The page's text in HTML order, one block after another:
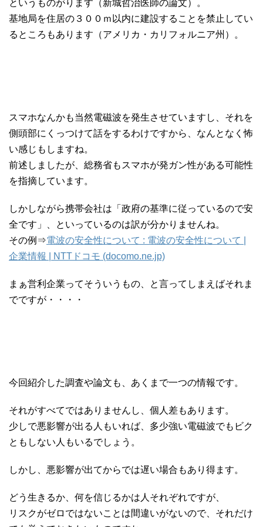
というものがります（新城哲治医師の論文）。
基地局を住居の３００ｍ以内に建設することを禁止してい
るところもあります（アメリカ・カリフォルニア州）。
スマホなんかも当然電磁波を発生させていますし、それを
側頭部にくっつけて話をするわけですから、なんとなく怖
い感じもしますね。
前述しましたが、総務省もスマホが発ガン性がある可能性
を指摘しています。
しかしながら携帯会社は「政府の基準に従っているので安
全です」、といっているのは訳が分かりませんね。
その例⇒電波の安全性について : 電波の安全性について |
企業情報 | NTTドコモ (docomo.ne.jp)
まぁ営利企業ってそういうもの、と言ってしまえばそれま
でですが・・・・
今回紹介した調査や論文も、あくまで一つの情報です。
それがすべてではありませんし、個人差もあります。
少しで悪影響が出る人もいれば、多少強い電磁波でもビク
ともしない人もいるでしょう。
しかし、悪影響が出てからでは遅い場合もあり得ます。
どう生きるか、何を信じるかは人それぞれですが、
リスクがゼロではないことは間違いがないので、それだけ